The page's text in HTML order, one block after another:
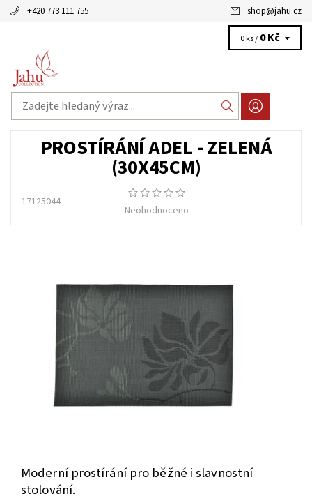
+420 773 111 755 shop@jahu.cz
0 ks / 0 Kč
PROSTÍRÁNÍ ADEL - ZELENÁ
(30X45CM)
17125044
Neohodnoceno
Moderní prostírání pro běžné i slavnostní
stolování.